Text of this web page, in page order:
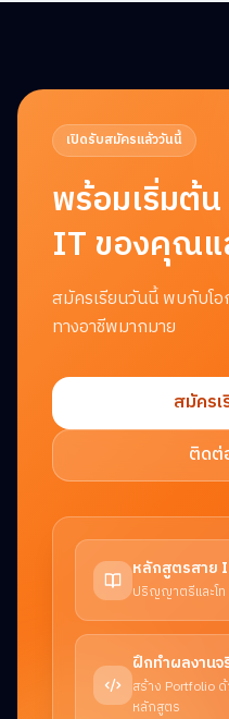
เปิดรับสมัครแล้ววันนี้
พร้อมเริ่มต้น
IT ของคุณแ
สมัครเรียนวันนี้ พบกับโ
ทางอาชีพมากมาย
สมัคร
ติดต่
หลักสูตรสาย
ปริญญาตรีและโ
ฝึกทำผลงานจ
สร้าง Portfolio
หลักสูตร